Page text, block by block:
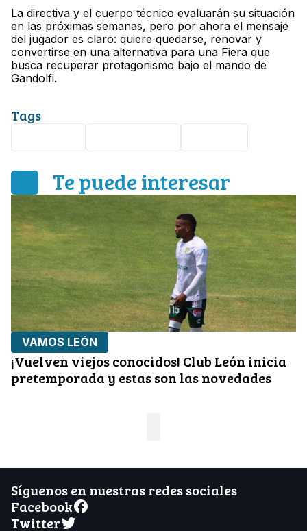
La directiva y el cuerpo técnico evaluarán su situación
en las próximas semanas, pero por ahora el mensaje
del jugador es claro: quiere quedarse, renovar y
convertirse en una alternativa para una Fiera que
busca recuperar protagonismo bajo el mando de
Gandolfi.
Tags
Te puede interesar
VAMOS LEÓN
¡Vuelven viejos conocidos! Club León inicia
pretemporada y estas son las novedades
Síguenos en nuestras redes sociales
Facebook
Twitter